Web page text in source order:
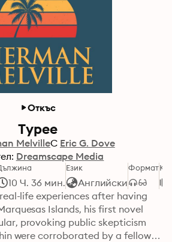
Откъс
Typee
MelvilleС Eric G. Dove
Dreamscape Media
10 Ч. 36 мин.
Език
Английски
Формат
life experiences after having
Islands, his first novel
provoking public skepticism
were corroborated by a fellow